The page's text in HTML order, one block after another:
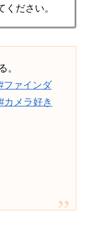
ださい。
。
ファインダ
カメラ好き